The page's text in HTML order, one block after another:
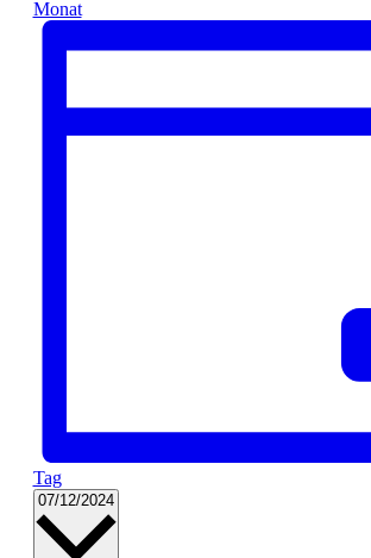
Monat
Tag
07/12/2024 Datum